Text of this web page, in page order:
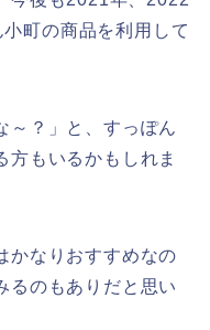
町の商品を利用して
～？」と、すっぽん
方もいるかもしれま
かなりおすすめなの
るのもありだと思い